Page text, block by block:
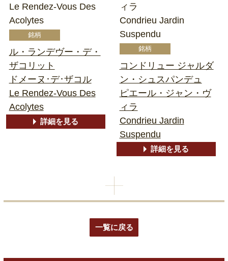
Le Rendez-Vous Des
Acolytes
ル・ランデヴー・デ・
ザコリット
ドメーヌ･デ･ザコル
Le Rendez-Vous Des
Acolytes
詳細を見る
ィラ
Condrieu Jardin
Suspendu
コンドリュー ジャルダ
ン・シュスパンデュ
ピエール・ジャン・ヴ
ィラ
Condrieu Jardin
Suspendu
詳細を見る
一覧に戻る